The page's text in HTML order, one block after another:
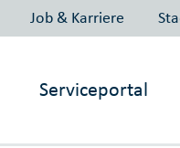
Job & Karriere
Serviceportal